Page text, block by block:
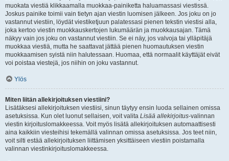
muokata viestiä klikkaamalla muokkaa-painiketta haluamassasi viestissä.
Joskus painike toimii vain tietyn ajan viestin luomisen jälkeen. Jos joku on jo
vastannut viestiin, löydät viestiketjuun palatessasi pienen tekstin viestisi alla,
joka kertoo viestin muokkauskertojen lukumäärän ja muokkausajan. Tämä
näkyy vain jos joku on vastannut viestiin. Se ei näy, jos valvoja tai ylläpitäjä
muokkaa viestiä, mutta he saattavat jättää pienen huomautuksen viestin
muokkaamisen syistä niin halutessaan. Huomaa, että normaalit käyttäjät eivät
voi poistaa viestejä, jos niihin on joku vastannut.
Ylös
Miten liitän allekirjoituksen viestiini?
Lisätäksesi allekirjoituksen viestiisi, sinun täytyy ensin luoda sellainen omissa
asetuksissa. Kun olet luonut sellaisen, voit valita Lisää allekirjoitus-valinnan
viestin kirjoituslomakkeessa. Voit myös lisätä allekirjoituksen automaattisesti
aina kaikkiin viesteihisi tekemällä valinnan omissa asetuksissa. Jos teet niin,
voit silti estää allekirjoituksen liittämisen yksittäiseen viestiin poistamalla
valinnan viestinkirjoituslomakkeessa.